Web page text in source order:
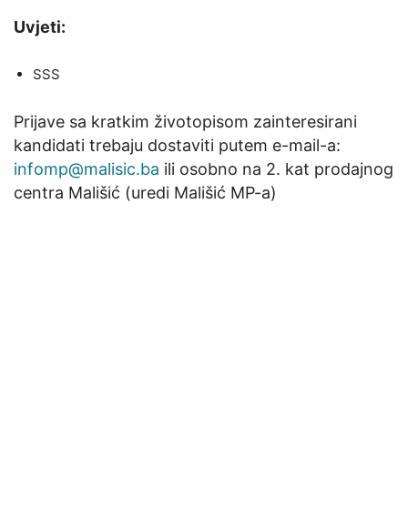
Uvjeti:
SSS
Prijave sa kratkim životopisom zainteresirani
kandidati trebaju dostaviti putem e-mail-a:
infomp@malisic.ba ili osobno na 2. kat prodajnog
centra Mališić (uredi Mališić MP-a)